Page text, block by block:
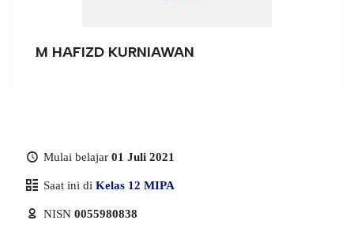
M HAFIZD KURNIAWAN
Mulai belajar 01 Juli 2021
Saat ini di Kelas 12 MIPA
NISN 0055980838